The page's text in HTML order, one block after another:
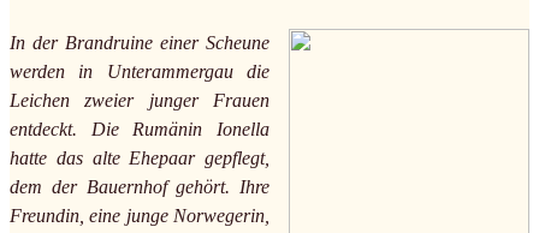
In der Brandruine einer Scheune
werden in Unterammergau die
Leichen zweier junger Frauen
entdeckt. Die Rumänin Ionella
hatte das alte Ehepaar gepflegt,
dem der Bauernhof gehört. Ihre
Freundin, eine junge Norwegerin,